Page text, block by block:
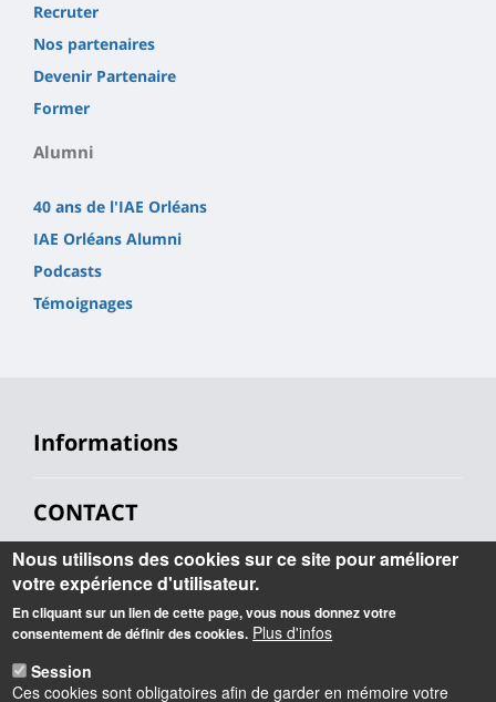
Recruter
Nos partenaires
Devenir Partenaire
Former
Alumni
40 ans de l'IAE Orléans
IAE Orléans Alumni
Podcasts
Témoignages
Informations
CONTACT
IAE Orléans - École Universitaire de Management
Faculté de Droit, d’Économie et de Gestion
Rue de Blois BP 26739 45067 Orléans Cedex 2
iae@univ-orleans.fr
02 38 41 70 28
Nous utilisons des cookies sur ce site pour améliorer
votre expérience d'utilisateur.
En cliquant sur un lien de cette page, vous nous donnez votre
consentement de définir des cookies. Plus d'infos
Session
Ces cookies sont obligatoires afin de garder en mémoire votre